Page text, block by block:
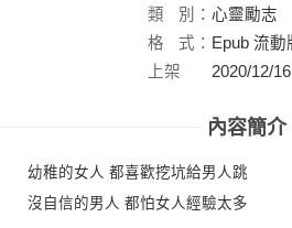
社：
類
別： 心靈勵志
格
式： Epub 流動
上架
2020/12/16
內容簡介
幼稚的女人 都喜歡挖坑給男人跳
沒自信的男人 都怕女人經驗太多